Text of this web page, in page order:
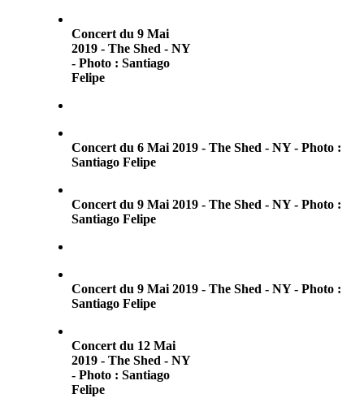
Concert du 9 Mai
2019 - The Shed - NY
- Photo : Santiago
Felipe
Concert du 6 Mai 2019 - The Shed - NY - Photo :
Santiago Felipe
Concert du 9 Mai 2019 - The Shed - NY - Photo :
Santiago Felipe
Concert du 9 Mai 2019 - The Shed - NY - Photo :
Santiago Felipe
Concert du 12 Mai
2019 - The Shed - NY
- Photo : Santiago
Felipe